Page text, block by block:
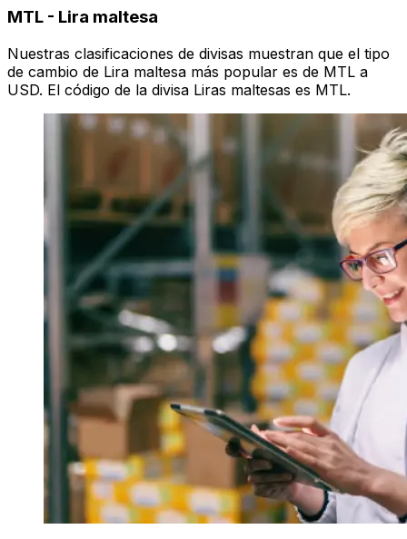
MTL - Lira maltesa
Nuestras clasificaciones de divisas muestran que el tipo
de cambio de Lira maltesa más popular es de MTL a
USD. El código de la divisa Liras maltesas es MTL.